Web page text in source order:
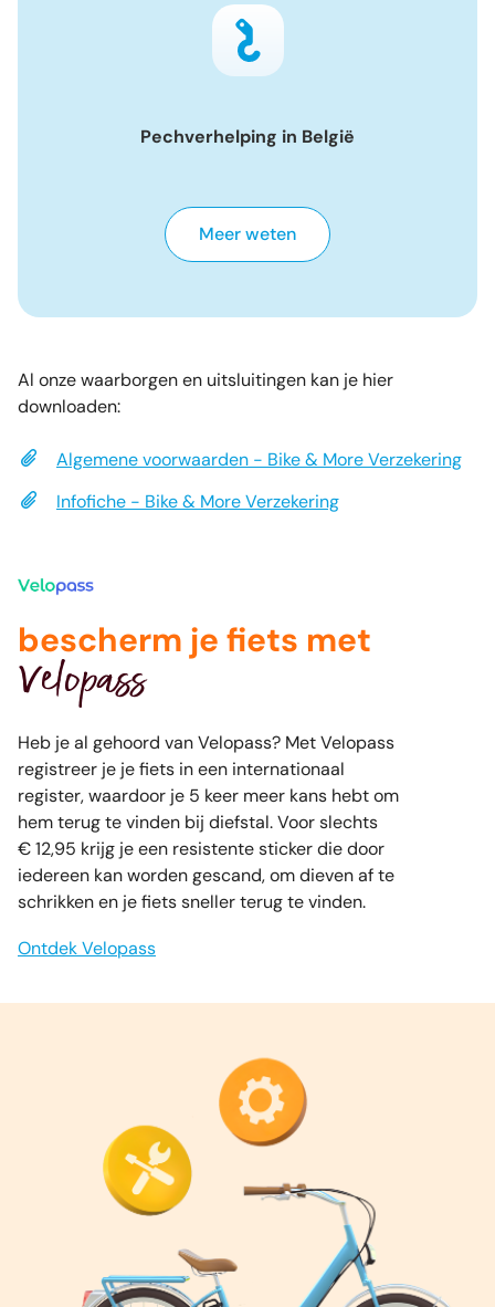
Pechverhelping in België
Meer weten
Al onze waarborgen en uitsluitingen kan je hier
downloaden:
Algemene voorwaarden - Bike & More Verzekering
Infofiche - Bike & More Verzekering
bescherm je fiets met
Velopass
Heb je al gehoord van Velopass? Met Velopass
registreer je je fiets in een internationaal
register, waardoor je 5 keer meer kans hebt om
hem terug te vinden bij diefstal. Voor slechts
€ 12,95 krijg je een resistente sticker die door
iedereen kan worden gescand, om dieven af te
schrikken en je fiets sneller terug te vinden.
Ontdek Velopass